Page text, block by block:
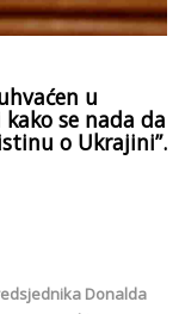
u
se nada da
o Ukrajini”.
Donalda